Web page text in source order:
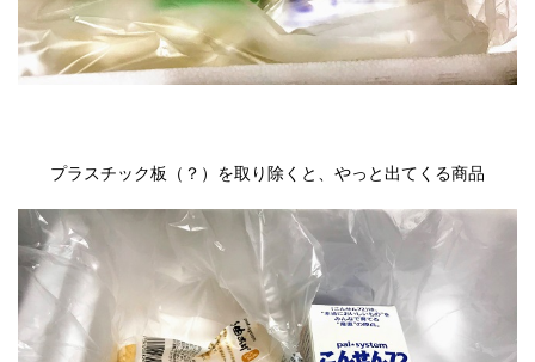
プラスチック板（？）を取り除くと、やっと出てくる商品